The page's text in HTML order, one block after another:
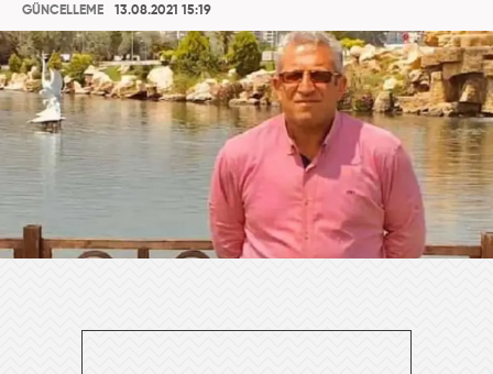
GÜNCELLEME
13.08.2021 15:19